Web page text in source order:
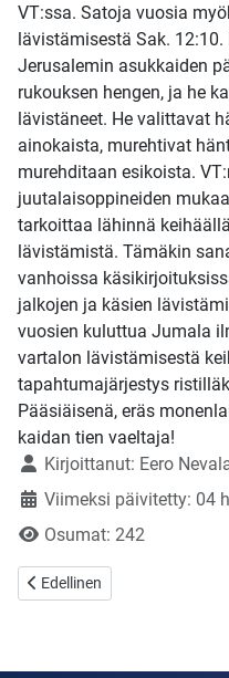
VT:ssa. Satoja vuosia
lävistämisestä Sak.
Jerusalemin asukkaiden
rukouksen hengen, ja he
lävistäneet. He valittavat
ainokaista, murehtivat
murehditaan esikoista.
juutalaisoppineiden
tarkoittaa lähinnä
lävistämistä. Tämäkin
vanhoissa
jalkojen ja käsien
vuosien kuluttua Jumala
vartalon lävistämisestä
tapahtumajärjestys
Pääsiäisenä, eräs
kaidan tien vaeltaja!
TietojaKirjoittanut: Eero
Viimeksi päivitetty: 04
Osumat: 242
Edellinen artikkeli: Vieläkö
Edellinen